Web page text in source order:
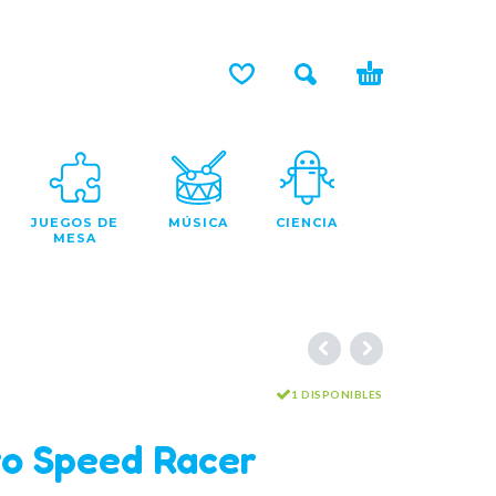
JUEGOS DE
MESA
MÚSICA CIENCIA
1 DISPONIBLES
Speed Racer